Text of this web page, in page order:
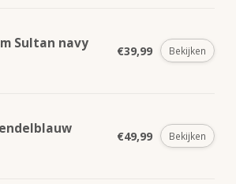
Sultan navy €39,99 Bekijken
€49,99 Bekijken